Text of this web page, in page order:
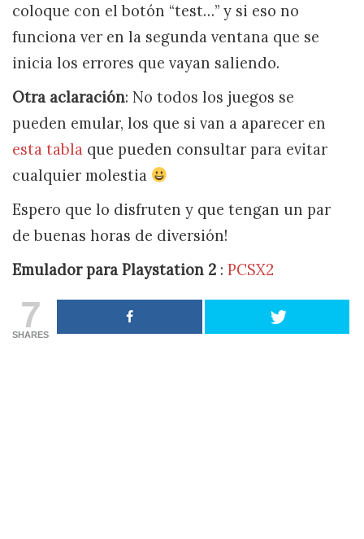
coloque con el botón “test…” y si eso no
funciona ver en la segunda ventana que se
inicia los errores que vayan saliendo.
Otra aclaración: No todos los juegos se
pueden emular, los que si van a aparecer en
esta tabla que pueden consultar para evitar
cualquier molestia
Espero que lo disfruten y que tengan un par
de buenas horas de diversión!
Emulador para Playstation 2 : PCSX2
7
SHARES